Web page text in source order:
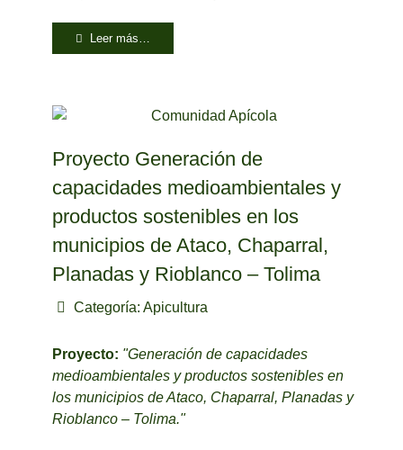
Leer más…
Proyecto Generación de
capacidades medioambientales y
productos sostenibles en los
municipios de Ataco, Chaparral,
Planadas y Rioblanco – Tolima
Categoría: Apicultura
Proyecto: "Generación de capacidades
medioambientales y productos sostenibles en
los municipios de Ataco, Chaparral, Planadas y
Rioblanco – Tolima."